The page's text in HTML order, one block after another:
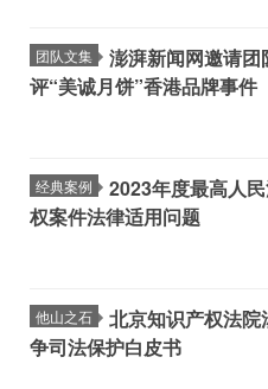
团队文集
澎湃新闻网邀请团
评“美诚月饼”香港品牌事件
经典案例
2023年度最高人
权案件法律适用问题
他山之石
北京知识产权法院
争司法保护白皮书